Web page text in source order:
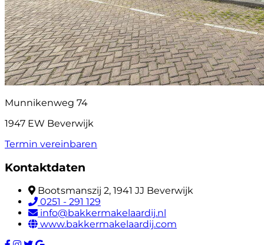
Munnikenweg 74
1947 EW Beverwijk
Termin vereinbaren
Kontaktdaten
Bootsmanszij 2, 1941 JJ Beverwijk
0251 - 291 129
info@bakkermakelaardij.nl
www.bakkermakelaardij.com